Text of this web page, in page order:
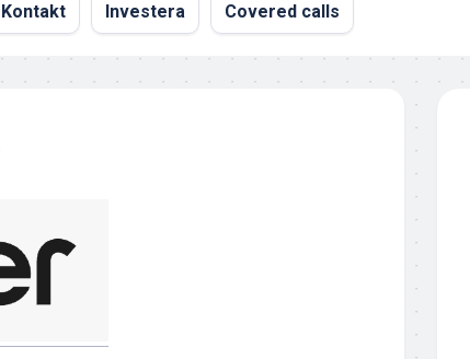
Kontakt Investera Covered calls